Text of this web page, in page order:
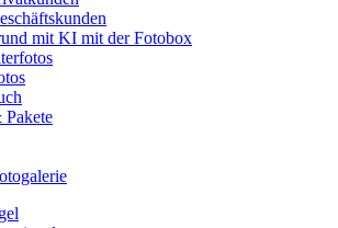
mit KI mit der Fotobox
Pakete